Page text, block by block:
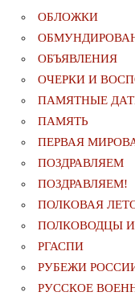
ОБЛОЖКИ
ОБЪЯВЛЕНИЯ
ОЧЕРКИ И
ПАМЯТНЫЕ
ПАМЯТЬ
ПЕРВАЯ
ПОЗДРАВЛЯЕМ
ПОЗДРАВЛЯЕМ!
ПОЛКОВАЯ
ПОЛКОВОДЦЫ
РГАСПИ
РУБЕЖИ
РУССКОЕ